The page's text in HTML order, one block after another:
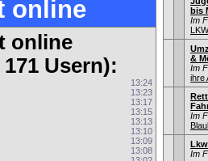
online
online
Usern):
13:24
13:23
13:17
13:15
13:13
13:10
13:09
13:08
bis
Im
&
Im
ihre
Im
Im